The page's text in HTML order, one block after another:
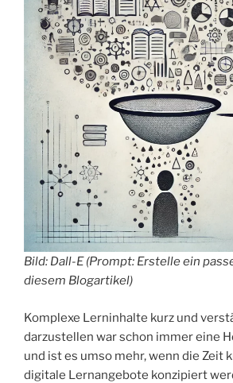
Bild: Dall-E (Prompt: Erstelle ein
diesem Blogartikel)
Komplexe Lerninhalte kurz und
darzustellen war schon immer eine
und ist es umso mehr, wenn die Zeit
digitale Lernangebote konzipiert